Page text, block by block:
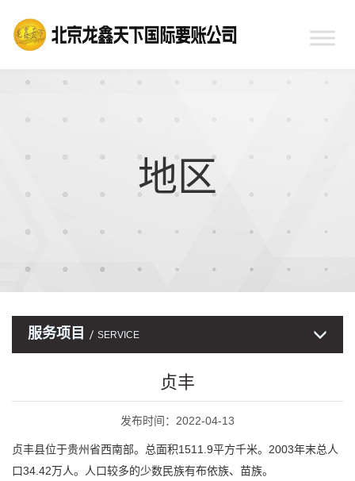
地区
服务项目 SERVICE
贞丰
发布时间：2022-04-13
贞丰县位于贵州省西南部。总面积1511.9平方千米。2003年末总人
口34.42万人。人口较多的少数民族有布依族、苗族。